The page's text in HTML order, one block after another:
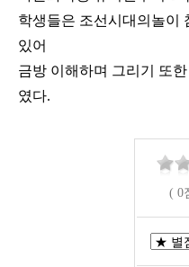
학생들은 조선시대의놀이
있어
금방 이해하며 그리기 또
였다.
( 0